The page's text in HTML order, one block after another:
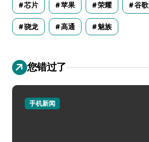
芯片 苹果 荣耀 谷歌
骁龙 高通 魅族
您错过了
手机新闻